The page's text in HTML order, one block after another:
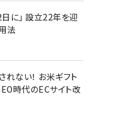
に」 設立22年を迎
法
ない！ お米ギフト
時代のECサイト改